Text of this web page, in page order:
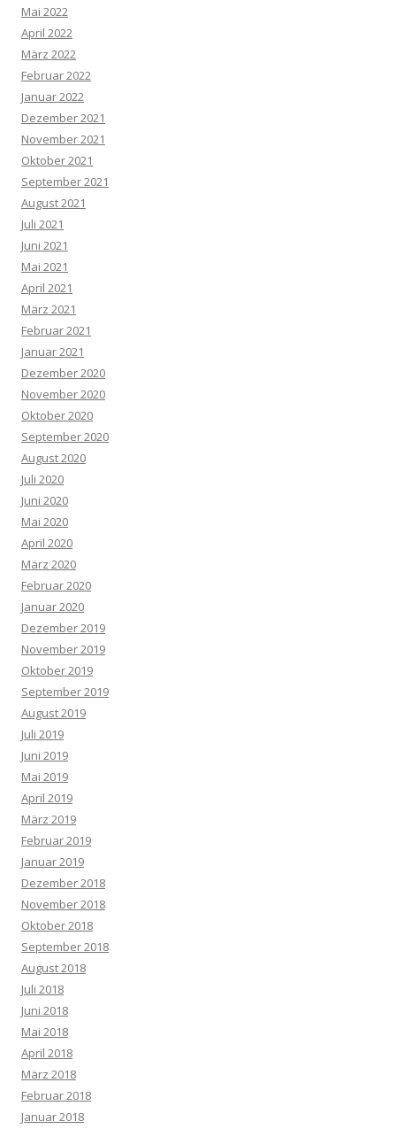
Mai 2022
April 2022
März 2022
Februar 2022
Januar 2022
Dezember 2021
November 2021
Oktober 2021
September 2021
August 2021
Juli 2021
Juni 2021
Mai 2021
April 2021
März 2021
Februar 2021
Januar 2021
Dezember 2020
November 2020
Oktober 2020
September 2020
August 2020
Juli 2020
Juni 2020
Mai 2020
April 2020
März 2020
Februar 2020
Januar 2020
Dezember 2019
November 2019
Oktober 2019
September 2019
August 2019
Juli 2019
Juni 2019
Mai 2019
April 2019
März 2019
Februar 2019
Januar 2019
Dezember 2018
November 2018
Oktober 2018
September 2018
August 2018
Juli 2018
Juni 2018
Mai 2018
April 2018
März 2018
Februar 2018
Januar 2018